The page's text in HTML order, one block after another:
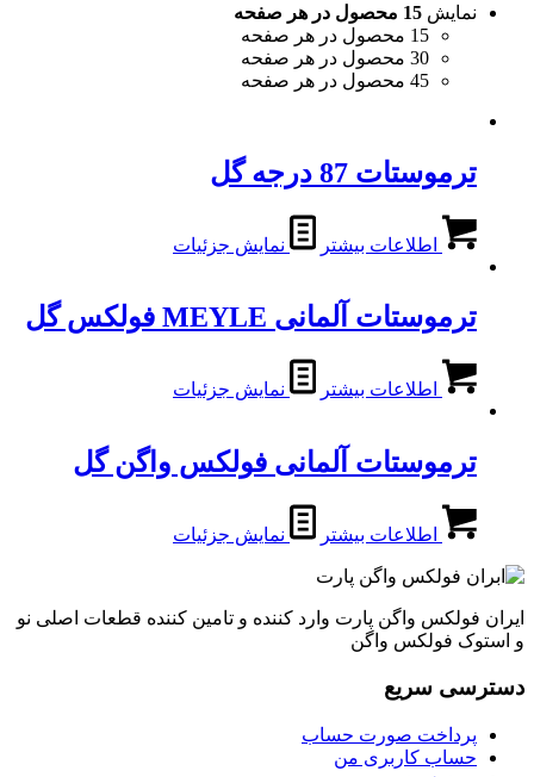
نمایش 15 محصول در هر صفحه
15 محصول در هر صفحه
30 محصول در هر صفحه
45 محصول در هر صفحه
ترموستات 87 درجه گل
اطلاعات بیشتر نمایش جزئیات
ترموستات آلمانی MEYLE فولکس گل
اطلاعات بیشتر نمایش جزئیات
ترموستات آلمانی فولکس واگن گل
اطلاعات بیشتر نمایش جزئیات
ایران فولکس واگن پارت وارد کننده و تامین کننده قطعات اصلی نو
و استوک فولکس واگن
دسترسی سریع
پرداخت صورت حساب
حساب کاربری من